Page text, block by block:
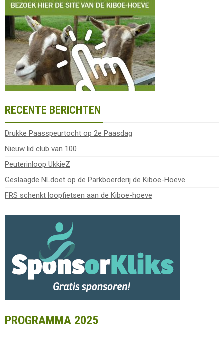
RECENTE BERICHTEN
Drukke Paasspeurtocht op 2e Paasdag
Nieuw lid club van 100
Peuterinloop UkkieZ
Geslaagde NLdoet op de Parkboerderij de Kiboe-Hoeve
FRS schenkt loopfietsen aan de Kiboe-hoeve
PROGRAMMA 2025